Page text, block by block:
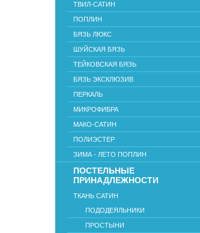
ТВИЛ-САТИН
ПОПЛИН
БЯЗЬ ЛЮКС
ШУЙСКАЯ БЯЗЬ
ТЕЙКОВСКАЯ БЯЗЬ
БЯЗЬ ЭКСКЛЮЗИВ
ПЕРКАЛЬ
МИКРОФИБРА
МАКО-САТИН
ПОЛИЭСТЕР
ЗИМА - ЛЕТО ПОПЛИН
ПОСТЕЛЬНЫЕ
ПРИНАДЛЕЖНОСТИ
ТКАНЬ САТИН
ПОДОДЕЯЛЬНИКИ
ПРОСТЫНИ